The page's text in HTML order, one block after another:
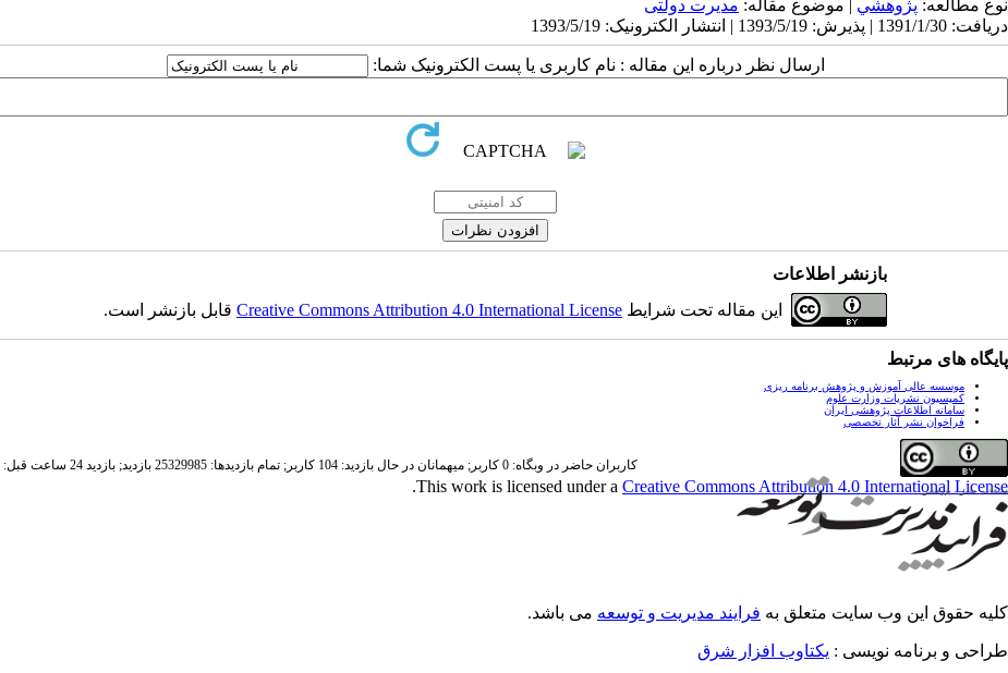
نوع مطالعه: پژوهشي | موضوع مقاله: مدیرت دولتی
دریافت: 1391/1/30 | پذیرش: 1393/5/19 | انتشار الکترونیک: 1393/5/19
ارسال نظر درباره این مقاله : نام کاربری یا پست الکترونیک شما:
بازنشر اطلاعات
این مقاله تحت شرایط Creative Commons Attribution 4.0 International Licenseقابل بازنشر است.
پایگاه های مرتبط
موسسه عالی آموزش و پژوهش برنامه ریزی
کمیسیون نشریات وزارت علوم
سامانه اطلاعات پژوهشی ایران
فراخوان نشر آثار تخصصی
This work is licensed under a Creative Commons Attribution 4.0 International License
.
کاربران حاضر در وبگاه: 0 کاربر; میهمانان در حال بازدید: 104 کاربر; تمام بازدید‌ها: 25329985 بازدید; بازدید 24 ساعت قبل: 5296 بازدید
کلیه حقوق این وب سایت متعلق به فرایند مدیریت و توسعه می باشد.
طراحی و برنامه نویسی : یکتاوب افزار شرق